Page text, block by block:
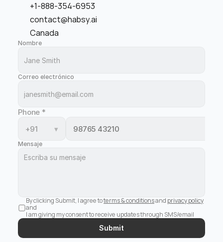
+1-888-354-6953
contact@habsy.ai
Canada
Nombre
Correo electrónico
Phone *
+91
▾
Mensaje
By clicking Submit, I agree to terms & conditions and privacy policy
and
I am giving my consent to receive updates through SMS/email
Submit